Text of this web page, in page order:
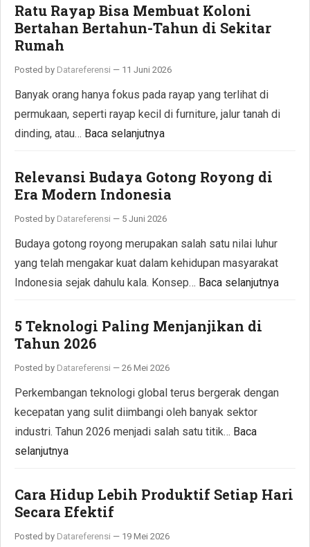
Ratu Rayap Bisa Membuat Koloni
Bertahan Bertahun-Tahun di Sekitar
Rumah
Posted by Datareferensi — 11 Juni 2026
Banyak orang hanya fokus pada rayap yang terlihat di
permukaan, seperti rayap kecil di furniture, jalur tanah di
dinding, atau… Baca selanjutnya
Relevansi Budaya Gotong Royong di
Era Modern Indonesia
Posted by Datareferensi — 5 Juni 2026
Budaya gotong royong merupakan salah satu nilai luhur
yang telah mengakar kuat dalam kehidupan masyarakat
Indonesia sejak dahulu kala. Konsep… Baca selanjutnya
5 Teknologi Paling Menjanjikan di
Tahun 2026
Posted by Datareferensi — 26 Mei 2026
Perkembangan teknologi global terus bergerak dengan
kecepatan yang sulit diimbangi oleh banyak sektor
industri. Tahun 2026 menjadi salah satu titik… Baca
selanjutnya
Cara Hidup Lebih Produktif Setiap Hari
Secara Efektif
Posted by Datareferensi — 19 Mei 2026